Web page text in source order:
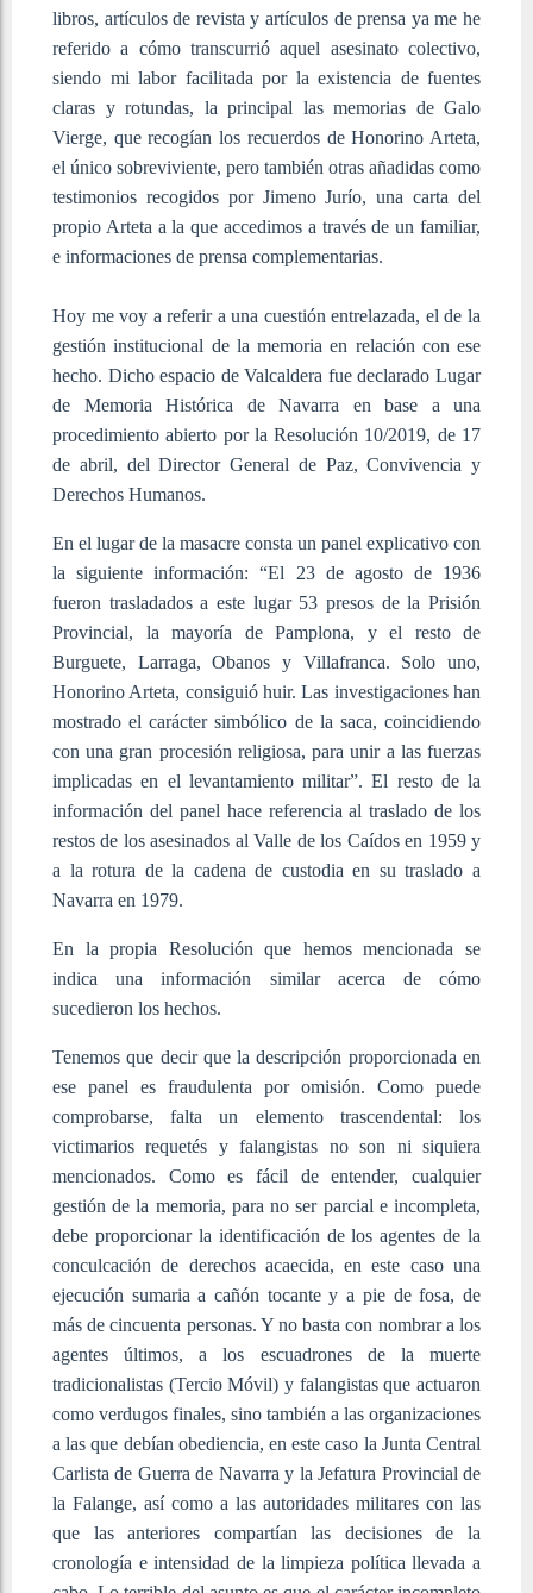
libros, artículos de revista y artículos de prensa ya me he
referido a cómo transcurrió aquel asesinato colectivo,
siendo mi labor facilitada por la existencia de fuentes
claras y rotundas, la principal las memorias de Galo
Vierge, que recogían los recuerdos de Honorino Arteta,
el único sobreviviente, pero también otras añadidas como
testimonios recogidos por Jimeno Jurío, una carta del
propio Arteta a la que accedimos a través de un familiar,
e informaciones de prensa complementarias.
Hoy me voy a referir a una cuestión entrelazada, el de la
gestión institucional de la memoria en relación con ese
hecho. Dicho espacio de Valcaldera fue declarado Lugar
de Memoria Histórica de Navarra en base a una
procedimiento abierto por la Resolución 10/2019, de 17
de abril, del Director General de Paz, Convivencia y
Derechos Humanos.
En el lugar de la masacre consta un panel explicativo con
la siguiente información: “El 23 de agosto de 1936
fueron trasladados a este lugar 53 presos de la Prisión
Provincial, la mayoría de Pamplona, y el resto de
Burguete, Larraga, Obanos y Villafranca. Solo uno,
Honorino Arteta, consiguió huir. Las investigaciones han
mostrado el carácter simbólico de la saca, coincidiendo
con una gran procesión religiosa, para unir a las fuerzas
implicadas en el levantamiento militar”. El resto de la
información del panel hace referencia al traslado de los
restos de los asesinados al Valle de los Caídos en 1959 y
a la rotura de la cadena de custodia en su traslado a
Navarra en 1979.
En la propia Resolución que hemos mencionada se
indica una información similar acerca de cómo
sucedieron los hechos.
Tenemos que decir que la descripción proporcionada en
ese panel es fraudulenta por omisión. Como puede
comprobarse, falta un elemento trascendental: los
victimarios requetés y falangistas no son ni siquiera
mencionados. Como es fácil de entender, cualquier
gestión de la memoria, para no ser parcial e incompleta,
debe proporcionar la identificación de los agentes de la
conculcación de derechos acaecida, en este caso una
ejecución sumaria a cañón tocante y a pie de fosa, de
más de cincuenta personas. Y no basta con nombrar a los
agentes últimos, a los escuadrones de la muerte
tradicionalistas (Tercio Móvil) y falangistas que actuaron
como verdugos finales, sino también a las organizaciones
a las que debían obediencia, en este caso la Junta Central
Carlista de Guerra de Navarra y la Jefatura Provincial de
la Falange, así como a las autoridades militares con las
que las anteriores compartían las decisiones de la
cronología e intensidad de la limpieza política llevada a